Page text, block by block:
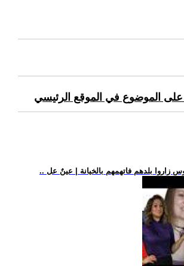
على الموضوع في الموقع الرئيسي
زاروا بلدهم فاتهمهم بالخيانة | عينٌ عل